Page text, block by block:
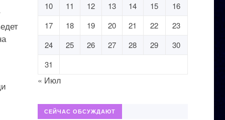
10
11 12 13 14 15
16
17
18 19 20 21 22
23
24
25 26 27 28 29
30
31
« Июл
СЕЙЧАС ОБСУЖДАЮТ